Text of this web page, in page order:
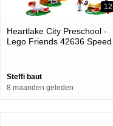
Heartlake City Preschool -
Lego Friends 42636 Speed
Steffi baut
8 maanden geleden